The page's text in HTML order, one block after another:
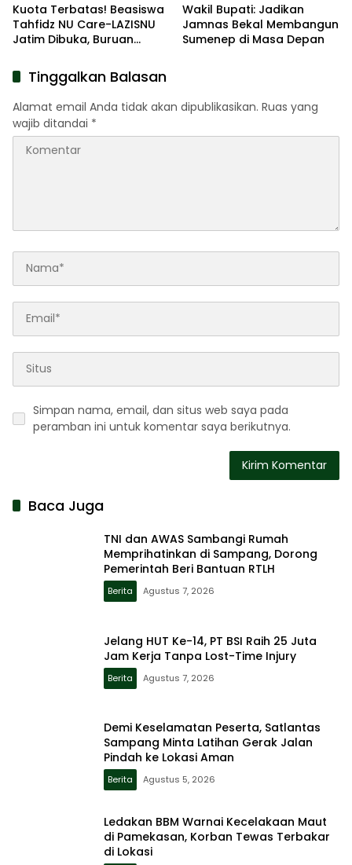
Kuota Terbatas! Beasiswa
Tahfidz NU Care-LAZISNU
Jatim Dibuka, Buruan
Wakil Bupati: Jadikan
Jamnas Bekal Membangun
Sumenep di Masa Depan
Tinggalkan Balasan
Alamat email Anda tidak akan dipublikasikan. Ruas yang
wajib ditandai *
Simpan nama, email, dan situs web saya pada
peramban ini untuk komentar saya berikutnya.
Baca Juga
TNI dan AWAS Sambangi Rumah
Memprihatinkan di Sampang, Dorong
Pemerintah Beri Bantuan RTLH
Berita Agustus 7, 2026
Jelang HUT Ke-14, PT BSI Raih 25 Juta
Jam Kerja Tanpa Lost-Time Injury
Berita Agustus 7, 2026
Demi Keselamatan Peserta, Satlantas
Sampang Minta Latihan Gerak Jalan
Pindah ke Lokasi Aman
Berita Agustus 5, 2026
Ledakan BBM Warnai Kecelakaan Maut
di Pamekasan, Korban Tewas Terbakar
di Lokasi